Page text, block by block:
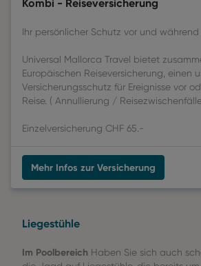
Kombi - Reiseversicherung
Ihr persönlicher Schutz vor und während
Universal Mallorca Travel bietet
Europäischen Reiseversicherung, einen
Versicherungsschutz für Ereignisse vor
Reise. ( Annullierung /
Einzelversicherung CHF 65.-
Mehr Infos zur Versicherung
Liegestühle
Im Poolbereich Haben Sie sich auch